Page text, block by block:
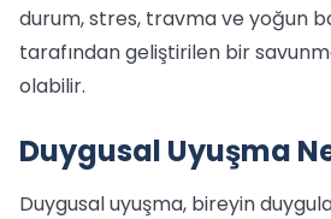
durum, stres, travma ve yoğun
tarafından geliştirilen bir
olabilir.
Duygusal Uyuşma
Duygusal uyuşma, bireyin